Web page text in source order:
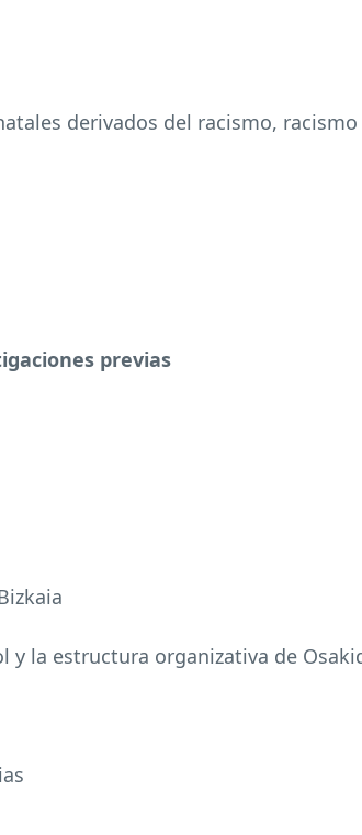
derivados del racismo,
previas
y la estructura organizativa de